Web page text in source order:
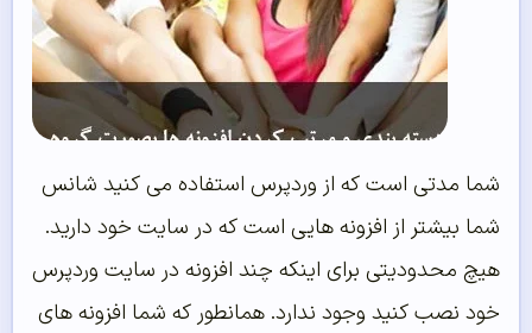
شما مدتی است که از وردپرس استفاده می کنید شانس
شما بیشتر از افزونه هایی است که در سایت خود دارید.
هیچ محدودیتی برای اینکه چند افزونه در سایت وردپرس
خود نصب کنید وجود ندارد. همانطور که شما افزونه های